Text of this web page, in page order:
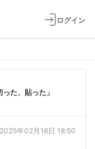
ログイン
た、貼った」
2025年02月16日 18:50